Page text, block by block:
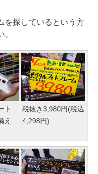
を探しているという方
ト
え
税抜き3,980円(税込
4,298円)